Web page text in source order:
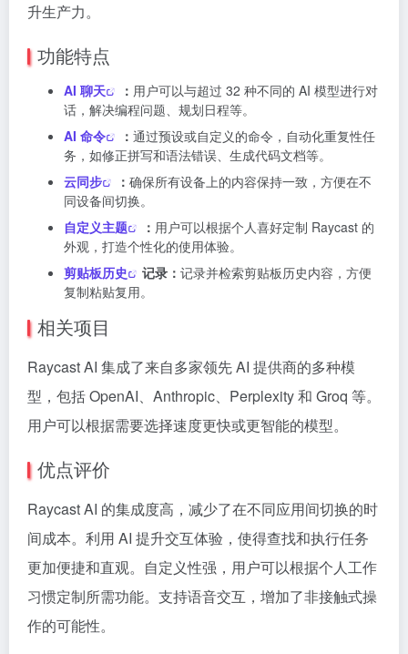
升生产力。
功能特点
AI 聊天 ： 用户可以与超过 32 种不同的 AI 模型进行对
话，解决编程问题、规划日程等。
AI 命令
： 通过预设或自定义的命令，自动化重复性任
务，如修正拼写和语法错误、生成代码文档等。
云同步
： 确保所有设备上的内容保持一致，方便在不
同设备间切换。
自定义主题
： 用户可以根据个人喜好定制 Raycast 的
外观，打造个性化的使用体验。
剪贴板历史
记录： 记录并检索剪贴板历史内容，方便
复制粘贴复用。
相关项目
Raycast AI 集成了来自多家领先 AI 提供商的多种模
型，包括 OpenAI、Anthropic、Perplexity 和 Groq 等。
用户可以根据需要选择速度更快或更智能的模型。
优点评价
Raycast AI 的集成度高，减少了在不同应用间切换的时
间成本。利用 AI 提升交互体验，使得查找和执行任务
更加便捷和直观。自定义性强，用户可以根据个人工作
习惯定制所需功能。支持语音交互，增加了非接触式操
作的可能性。